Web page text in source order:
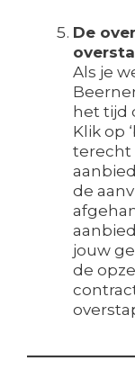
De
Als je
het tijd
Klik op
terecht
de
jouw
de